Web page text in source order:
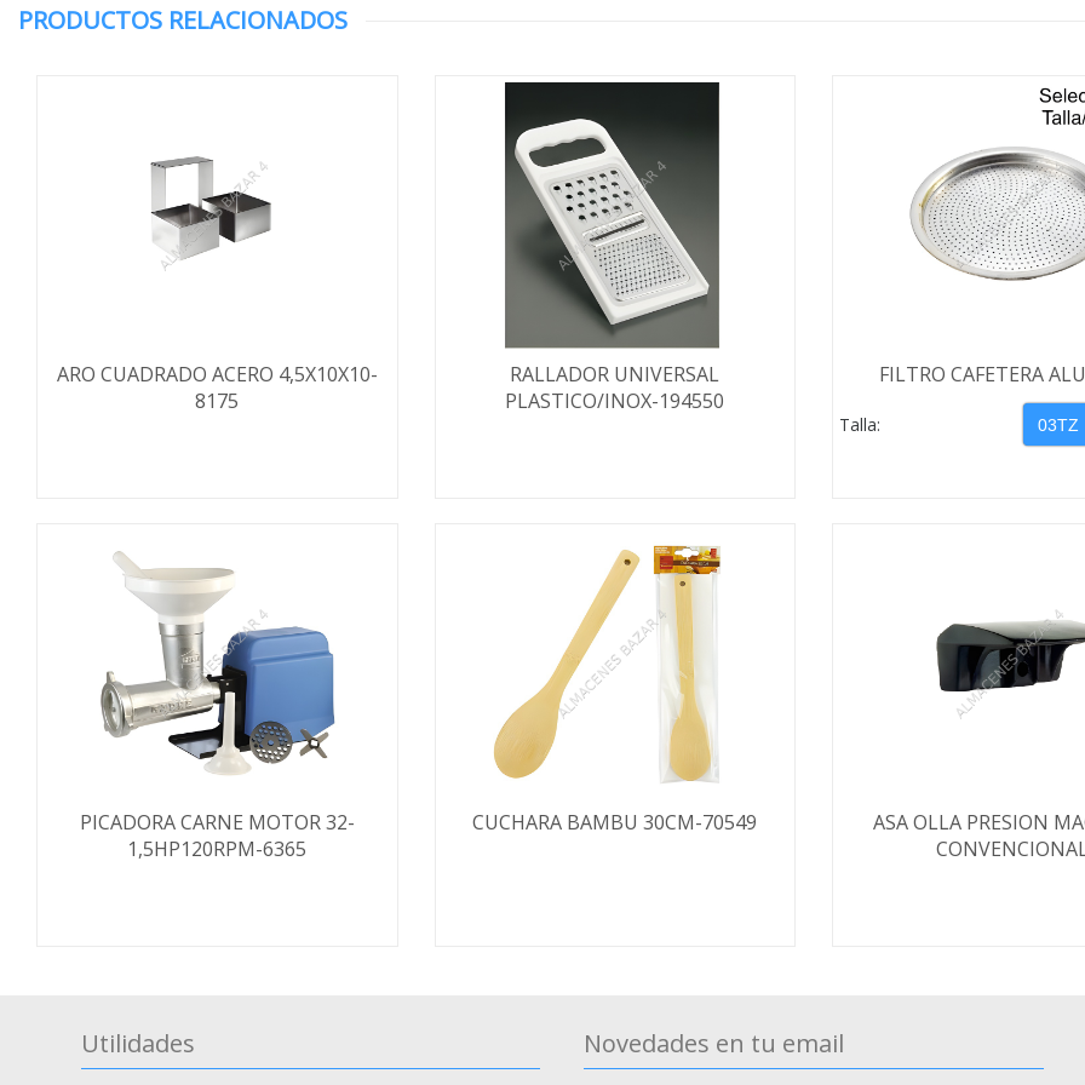
PRODUCTOS RELACIONADOS
ARO CUADRADO ACERO 4,5X10X10-
8175
RALLADOR UNIVERSAL
PLASTICO/INOX-194550
FILTRO CAFETERA
Talla:
PICADORA CARNE MOTOR 32-
1,5HP120RPM-6365
CUCHARA BAMBU 30CM-70549
ASA OLLA PRESION
Utilidades Novedades en tu email